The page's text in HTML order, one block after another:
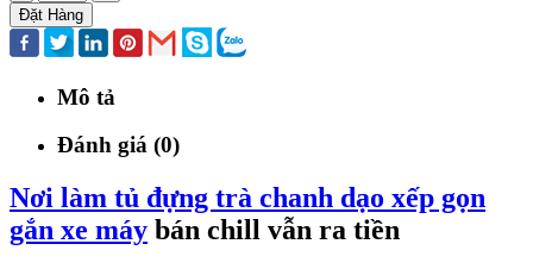
Đặt Hàng
Mô tả
Đánh giá (0)
Nơi làm tủ đựng trà chanh dạo xếp gọn
gắn xe máy bán chill vẫn ra tiền